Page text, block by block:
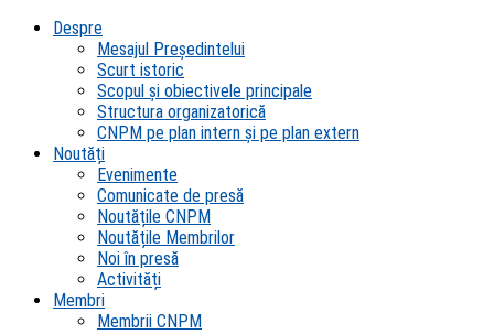
Despre
Mesajul Președintelui
Scurt istoric
Scopul şi obiectivele principale
Structura organizatorică
CNPM pe plan intern şi pe plan extern
Noutăți
Evenimente
Comunicate de presă
Noutățile CNPM
Noutățile Membrilor
Noi în presă
Activități
Membri
Membrii CNPM